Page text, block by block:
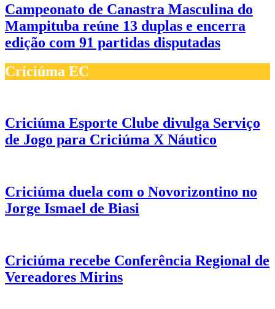
Campeonato de Canastra Masculina do
Mampituba reúne 13 duplas e encerra
edição com 91 partidas disputadas
Criciúma EC
Criciúma Esporte Clube divulga Serviço
de Jogo para Criciúma X Náutico
Criciúma duela com o Novorizontino no
Jorge Ismael de Biasi
Criciúma recebe Conferência Regional de
Vereadores Mirins